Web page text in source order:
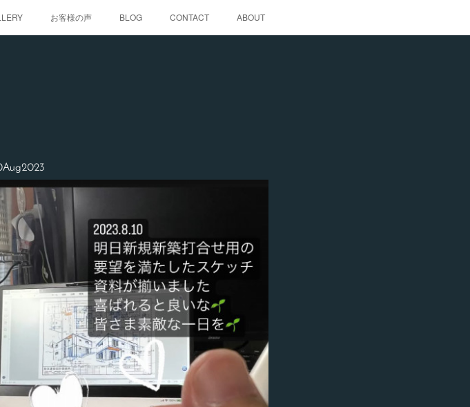
お客様の声 BLOG CONTACT ABOUT
Aug2023